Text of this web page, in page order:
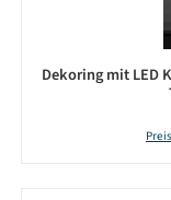
Dekoring mit LED